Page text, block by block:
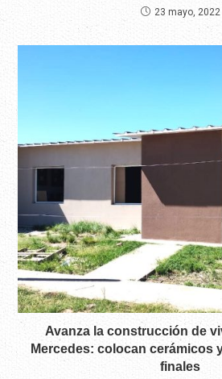
23 mayo, 2022
Avanza la construcción de
Mercedes: colocan cerámicos
finales